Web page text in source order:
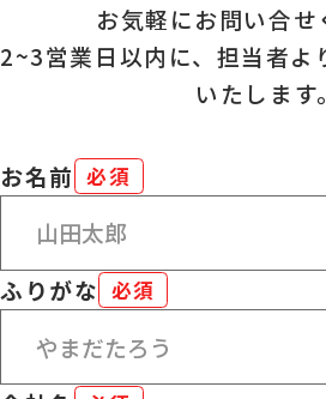
お気軽にお問い合せ
2~3営業日以内に、担当者よ
いたします。
お名前 必須
ふりがな 必須